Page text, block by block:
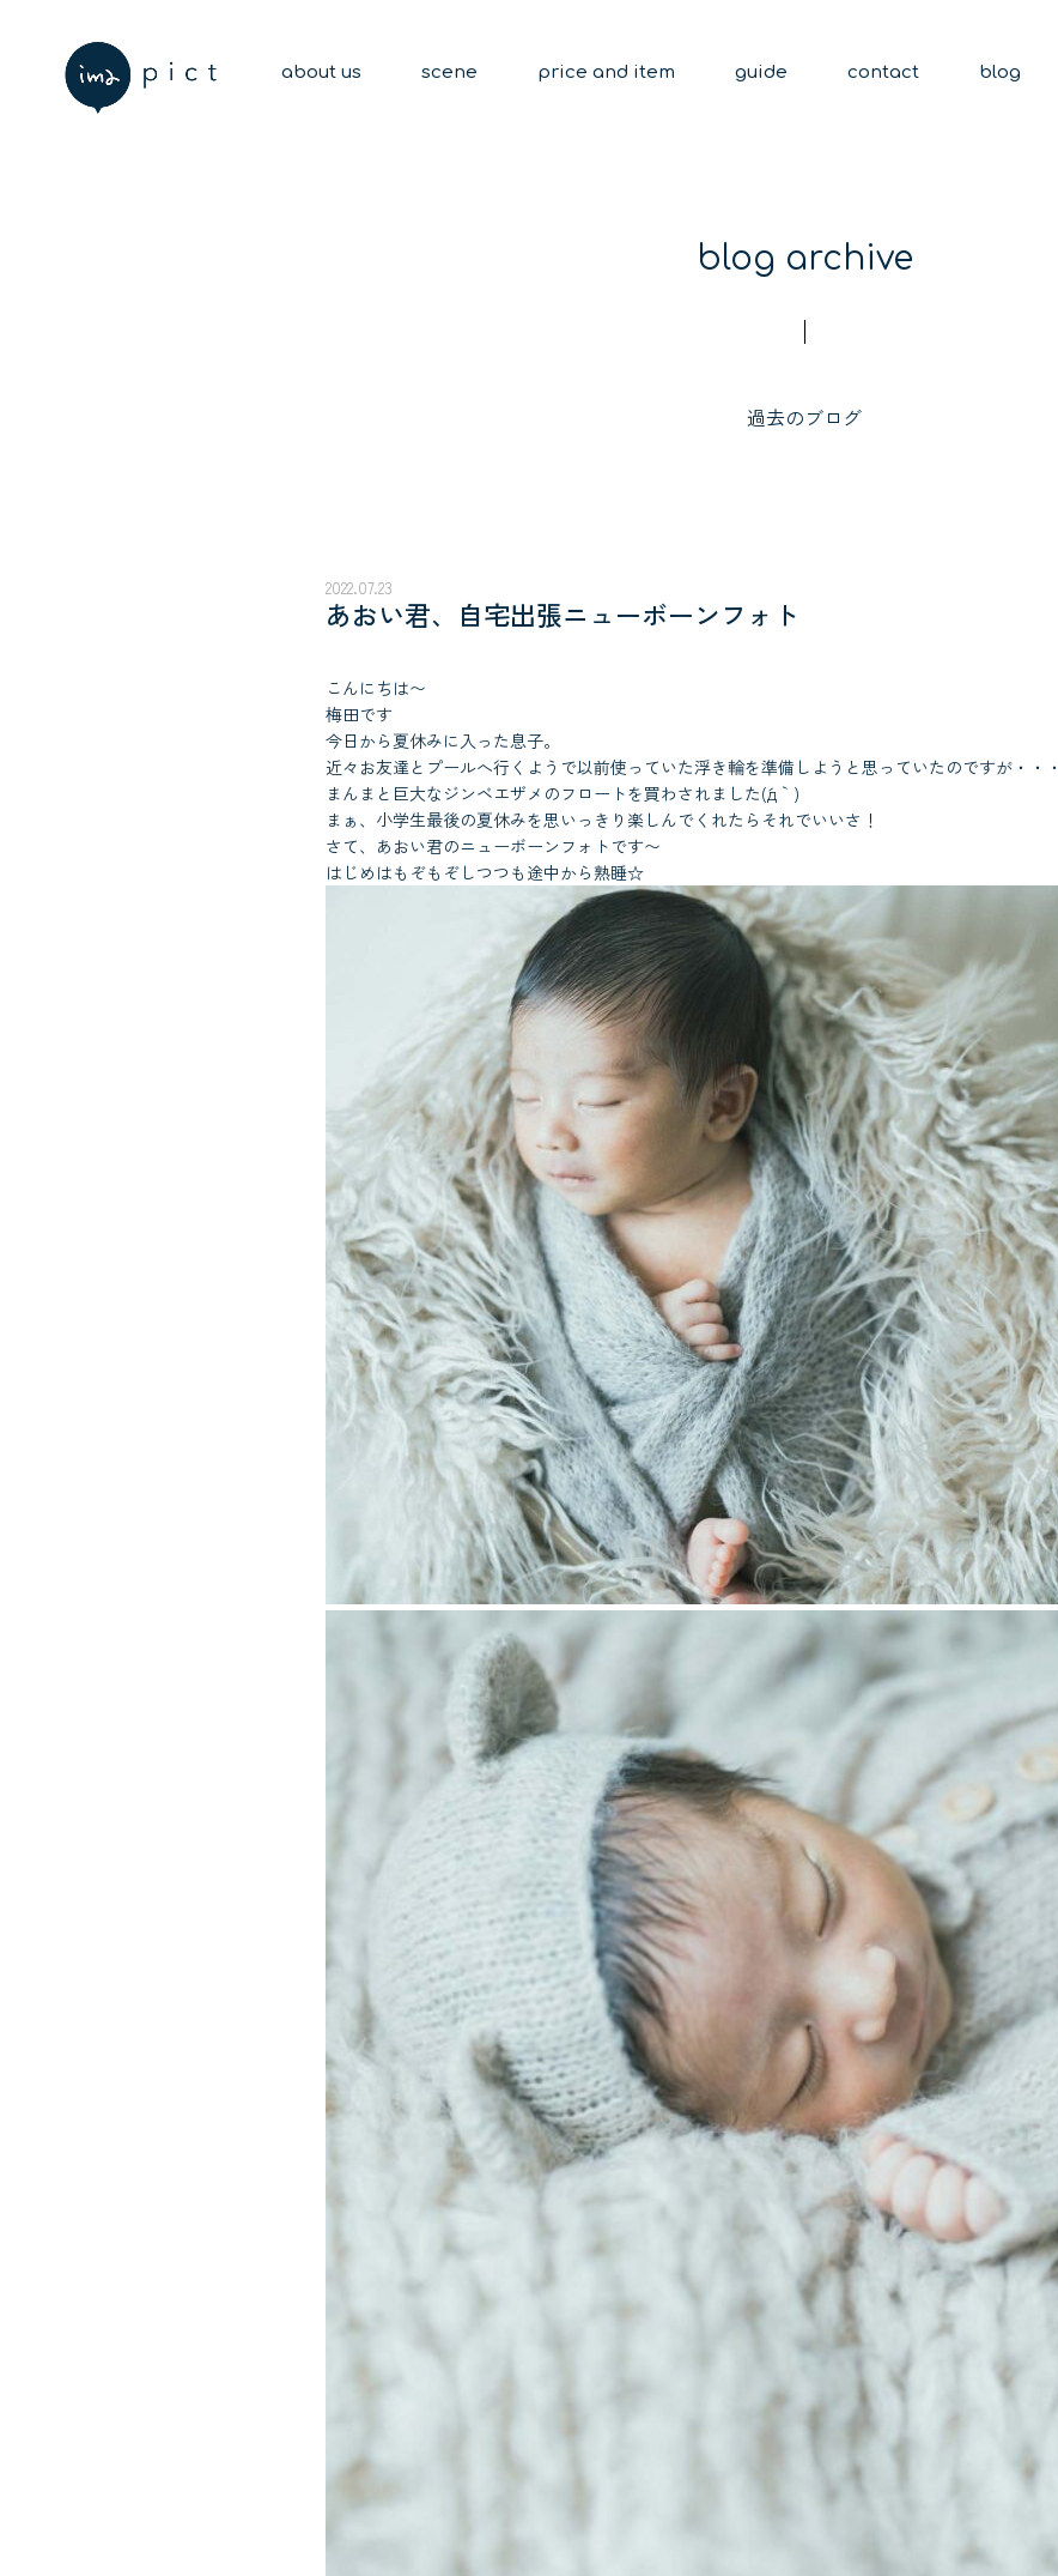
about us scene price and item guide contact blog
blog archive
過去のブログ
2022.07.23
あおい君、自宅出張ニューボーンフォト
こんにちは〜
梅田です
今日から夏休みに入った息子。
近々お友達とプールへ行くようで以前使っていた浮き輪を準備しようと思っていたのですが・・・
まんまと巨大なジンベエザメのフロートを買わされました(´д｀)
まぁ、小学生最後の夏休みを思いっきり楽しんでくれたらそれでいいさ！
さて、あおい君のニューボーンフォトです〜
はじめはもぞもぞしつつも途中から熟睡☆